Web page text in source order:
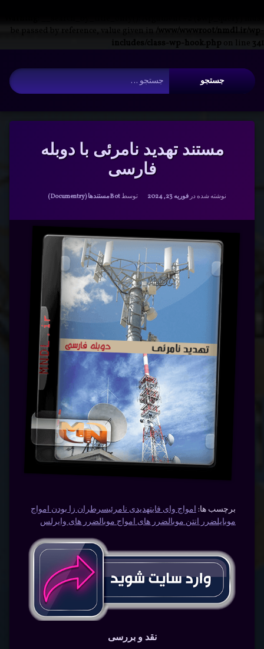
includes/class-wp-hook.php on line 341
محتوا
آرشیو
جستجو برای:
مستند تهدید نامرئی با دوبله
فارسی
نوشته شده درفوریه 23, 2024 توسطBotدسته بندی ها:
مستندها (Documentry)
برچسب ها:امواج وای فایتهدیدی نامرئیسرطران زا بودن امواج
موبایلضرر انتن موبالضرر های امواج موبالضرر های وایرلس
نقد و بررسی